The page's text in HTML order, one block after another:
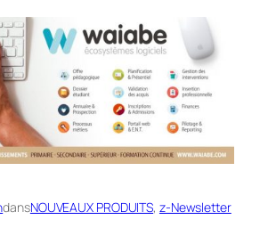
dansNOUVEAUX PRODUITS, z-Newsletter